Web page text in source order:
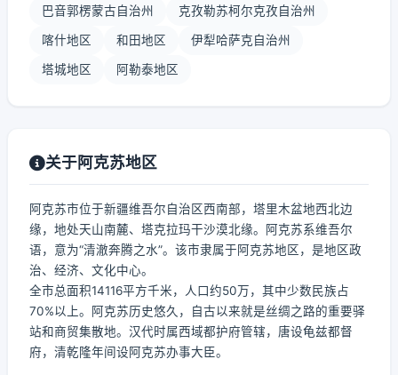
巴音郭楞蒙古自治州 克孜勒苏柯尔克孜自治州
喀什地区 和田地区 伊犁哈萨克自治州
塔城地区 阿勒泰地区
关于阿克苏地区
阿克苏市位于新疆维吾尔自治区西南部，塔里木盆地西北边
缘，地处天山南麓、塔克拉玛干沙漠北缘。阿克苏系维吾尔
语，意为“清澈奔腾之水”。该市隶属于阿克苏地区，是地区政
治、经济、文化中心。
全市总面积14116平方千米，人口约50万，其中少数民族占
70%以上。阿克苏历史悠久，自古以来就是丝绸之路的重要驿
站和商贸集散地。汉代时属西域都护府管辖，唐设龟兹都督
府，清乾隆年间设阿克苏办事大臣。